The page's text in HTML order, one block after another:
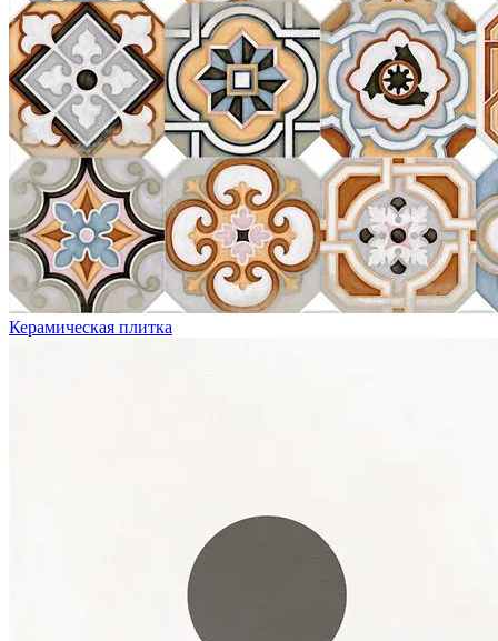
Керамическая плитка